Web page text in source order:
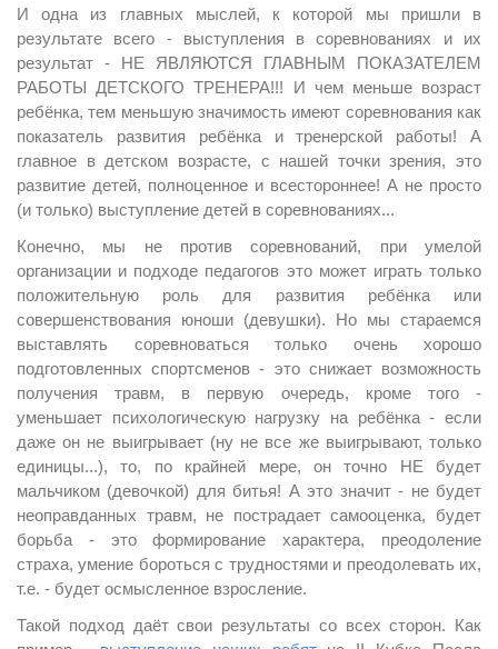
И одна из главных мыслей, к которой мы пришли в
результате всего - выступления в соревнованиях и их
результат - НЕ ЯВЛЯЮТСЯ ГЛАВНЫМ ПОКАЗАТЕЛЕМ
РАБОТЫ ДЕТСКОГО ТРЕНЕРА!!! И чем меньше возраст
ребёнка, тем меньшую значимость имеют соревнования как
показатель развития ребёнка и тренерской работы! А
главное в детском возрасте, с нашей точки зрения, это
развитие детей, полноценное и всестороннее! А не просто
(и только) выступление детей в соревнованиях...
Конечно, мы не против соревнований, при умелой
организации и подходе педагогов это может играть только
положительную роль для развития ребёнка или
совершенствования юноши (девушки). Но мы стараемся
выставлять соревноваться только очень хорошо
подготовленных спортсменов - это снижает возможность
получения травм, в первую очередь, кроме того -
уменьшает психологическую нагрузку на ребёнка - если
даже он не выигрывает (ну не все же выигрывают, только
единицы...), то, по крайней мере, он точно НЕ будет
мальчиком (девочкой) для битья! А это значит - не будет
неоправданных травм, не пострадает самооценка, будет
борьба - это формирование характера, преодоление
страха, умение бороться с трудностями и преодолевать их,
т.е. - будет осмысленное взросление.
Такой подход даёт свои результаты со всех сторон. Как